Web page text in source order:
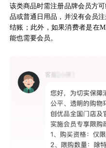
该类商品时需注册品牌会员方
品或普通日用品，并没有会员
结账；此外，如果消费者是在
能也需要会员。